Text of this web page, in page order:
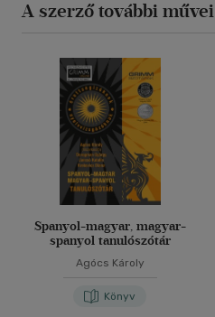
A szerző további művei
Spanyol-magyar, magyar-
spanyol tanulószótár
Agócs Károly
Könyv